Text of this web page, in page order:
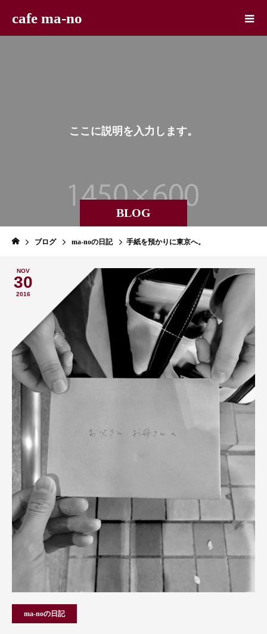
cafe ma-no
BLOG
こ こ に 説明 を 入 力 し ま す
ここ
ブログ ma-noの日記 手紙を預かりに東京へ。
NOV
30
2016
ma-noの日記